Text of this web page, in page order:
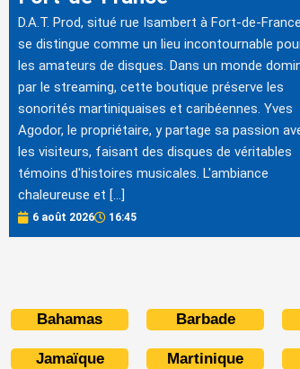
D.A.T. Prod, situé rue Isambert à Fort-de-
se distingue comme un lieu incontournable
les amateurs de disques. Dans un monde
par le streaming, cette boutique préserve les
sonorités martiniquaises et caribéennes. Yves
Agodor, le propriétaire, y partage sa passion
les visiteurs, faisant des disques de véritables
témoins d'histoires musicales. L'ambiance
chaleureuse et […]
6 août 2026 16:45
Bahamas Barbade
Jamaïque Martinique